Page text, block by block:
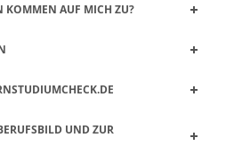
KOMMEN AUF MICH ZU?
UND ZUR